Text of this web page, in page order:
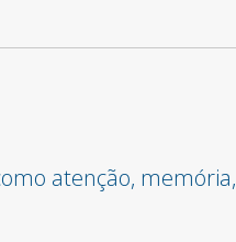
atenção, memória,